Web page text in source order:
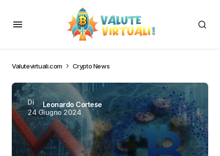
Valutevirtuali.com Crypto News
Di
Leonardo Cortese
24 Giugno 2024